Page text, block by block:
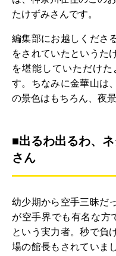
たけずみさんです。
編集部にお越しくださ
をされていたというた
を堪能していただけ
す。ちなみに金華山は
の景色はもちろん、夜
■出るわ出るわ、
さん
幼少期から空手三昧だ
が空手界でも有名な方
という実力者。秒で負
場の館長もされていま